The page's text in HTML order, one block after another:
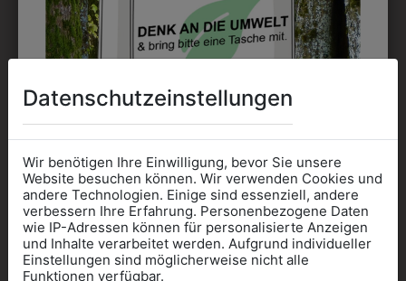
DRUCK
Perfekt für große Logos und für kleine Details, jedoch
möglich. Waschbar bis zu 60°C.
DAS KÖNNTE IHNEN
Datenschutzeinstellungen
Wir benötigen Ihre Einwilligung, bevor Sie unsere
Website besuchen können. Wir verwenden Cookies und
andere Technologien. Einige sind essenziell, andere
verbessern Ihre Erfahrung. Personenbezogene Daten
wie IP-Adressen können für personalisierte Anzeigen
und Inhalte verarbeitet werden. Aufgrund individueller
Einstellungen sind möglicherweise nicht alle
Funktionen verfügbar.
Informationen wenn Sie
Kleidung